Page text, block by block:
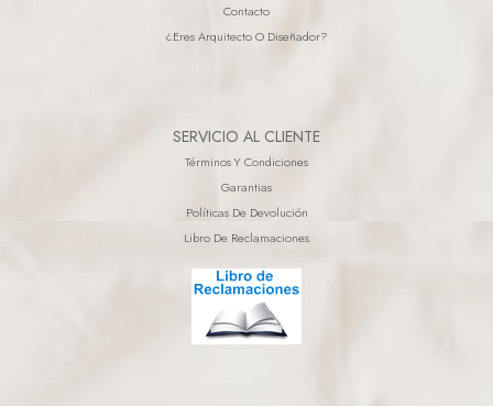
Contacto
¿eres Arquitecto O Diseñador?
SERVICIO AL CLIENTE
Términos Y Condiciones
Garantias
Políticas De Devolución
Libro De Reclamaciones